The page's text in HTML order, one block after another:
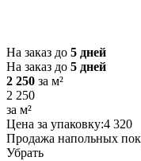
На заказ до 5 дней
На заказ до 5 дней
2 250 за м²
2 250
за м²
Цена за упаковку:4 320
Продажа напольных
Убрать